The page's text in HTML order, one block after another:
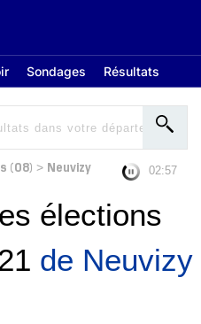
Sondages Résultats
(08) > Neuvizy 02:56
élections
de Neuvizy